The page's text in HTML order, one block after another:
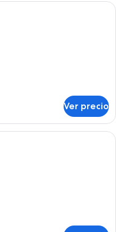
3 People | Minibar, caja de
Ver precio
4 people | Minibar, caja de